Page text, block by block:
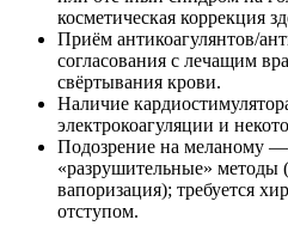
косметическая коррекция
Приём антикоагулянтов/
согласования с лечащим
свёртывания крови.
Наличие
электрокоагуляции и
Подозрение на меланому
«разрушительные» методы
вапоризация); требуется
отступом.